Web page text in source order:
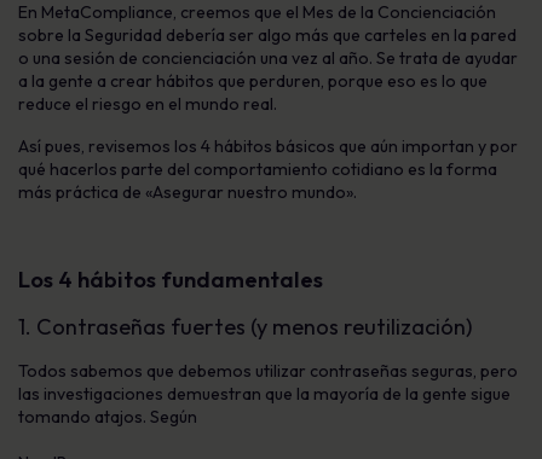
En MetaCompliance, creemos que el Mes de la Concienciación
sobre la Seguridad debería ser algo más que carteles en la pared
o una sesión de concienciación una vez al año. Se trata de ayudar
a la gente a crear hábitos que perduren, porque eso es lo que
reduce el riesgo en el mundo real.
Así pues, revisemos los 4 hábitos básicos que aún importan y por
qué hacerlos parte del comportamiento cotidiano es la forma
más práctica de «Asegurar nuestro mundo».
Los 4 hábitos fundamentales
1. Contraseñas fuertes (y menos reutilización)
Todos sabemos que debemos utilizar contraseñas seguras, pero
las investigaciones demuestran que la mayoría de la gente sigue
tomando atajos. Según